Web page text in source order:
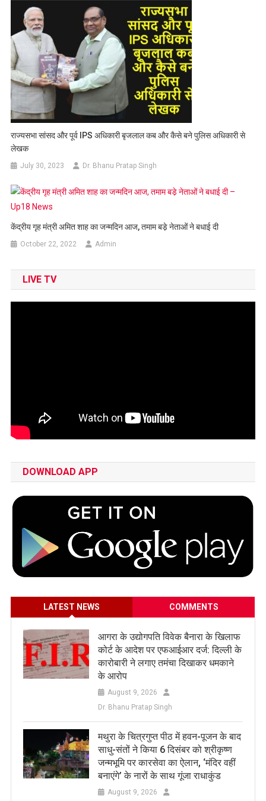
राज्यसभा सांसद और पूर्व IPS अधिकारी बृजलाल कब और कैसे बने पुलिस अधिकारी से
लेखक
July 30, 2023 Dr. Bhanu Pratap Singh
केंद्रीय गृह मंत्री अमित शाह का जन्मदिन आज, तमाम बडे़ नेताओं ने बधाई दी
October 22, 2022 Admin
LIVE TV
DOWNLOAD APP
LATEST NEWS COMMENTS
आगरा के उद्योगपति विवेक बैनारा के खिलाफ
कोर्ट के आदेश पर एफआईआर दर्ज: दिल्ली के
कारोबारी ने लगाए तमंचा दिखाकर धमकाने
के आरोप
August 9, 2026
Dr. Bhanu Pratap Singh
मथुरा के चित्रगुप्त पीठ में हवन-पूजन के बाद
साधु-संतों ने किया 6 दिसंबर को श्रीकृष्ण
जन्मभूमि पर कारसेवा का ऐलान, ‘मंदिर वहीं
बनाएंगे’ के नारों के साथ गूंजा राधाकुंड
August 9, 2026